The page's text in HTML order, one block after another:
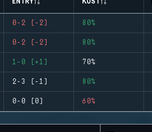
0-2 (-2) 80%
0-2 (-2) 80%
1-0 (+1) 70%
2-3 (-1) 80%
0-0 (0) 60%